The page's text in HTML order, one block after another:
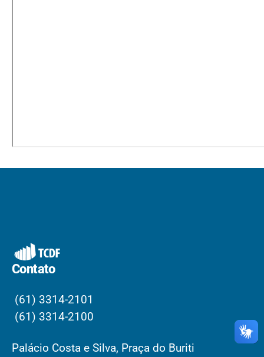
Contato
(61) 3314-2101
(61) 3314-2100
Palácio Costa e Silva, Praça do Buriti